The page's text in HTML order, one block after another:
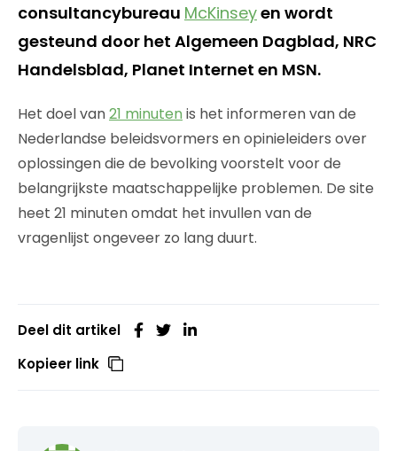
consultancybureau McKinseyen wordt
gesteund door het Algemeen Dagblad, NRC
Handelsblad, Planet Internet en MSN.
Het doel van21 minuten is het informeren van de
Nederlandse beleidsvormers en opinieleiders over
oplossingen die de bevolking voorstelt voor de
belangrijkste maatschappelijke problemen. De site
heet 21 minuten omdat het invullen van de
vragenlijst ongeveer zo lang duurt.
Deel dit artikel
Kopieer link